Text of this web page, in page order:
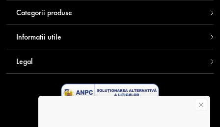
Categorii produse
Informatii utile
Legal